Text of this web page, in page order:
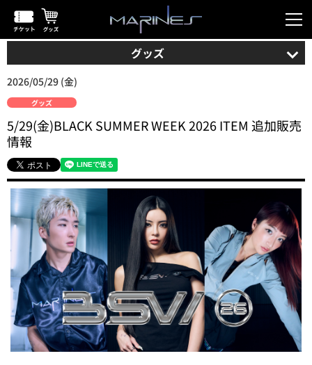
グッズ
2026/05/29 (金)
グッズ
5/29(金)BLACK SUMMER WEEK 2026 ITEM 追加販売
情報